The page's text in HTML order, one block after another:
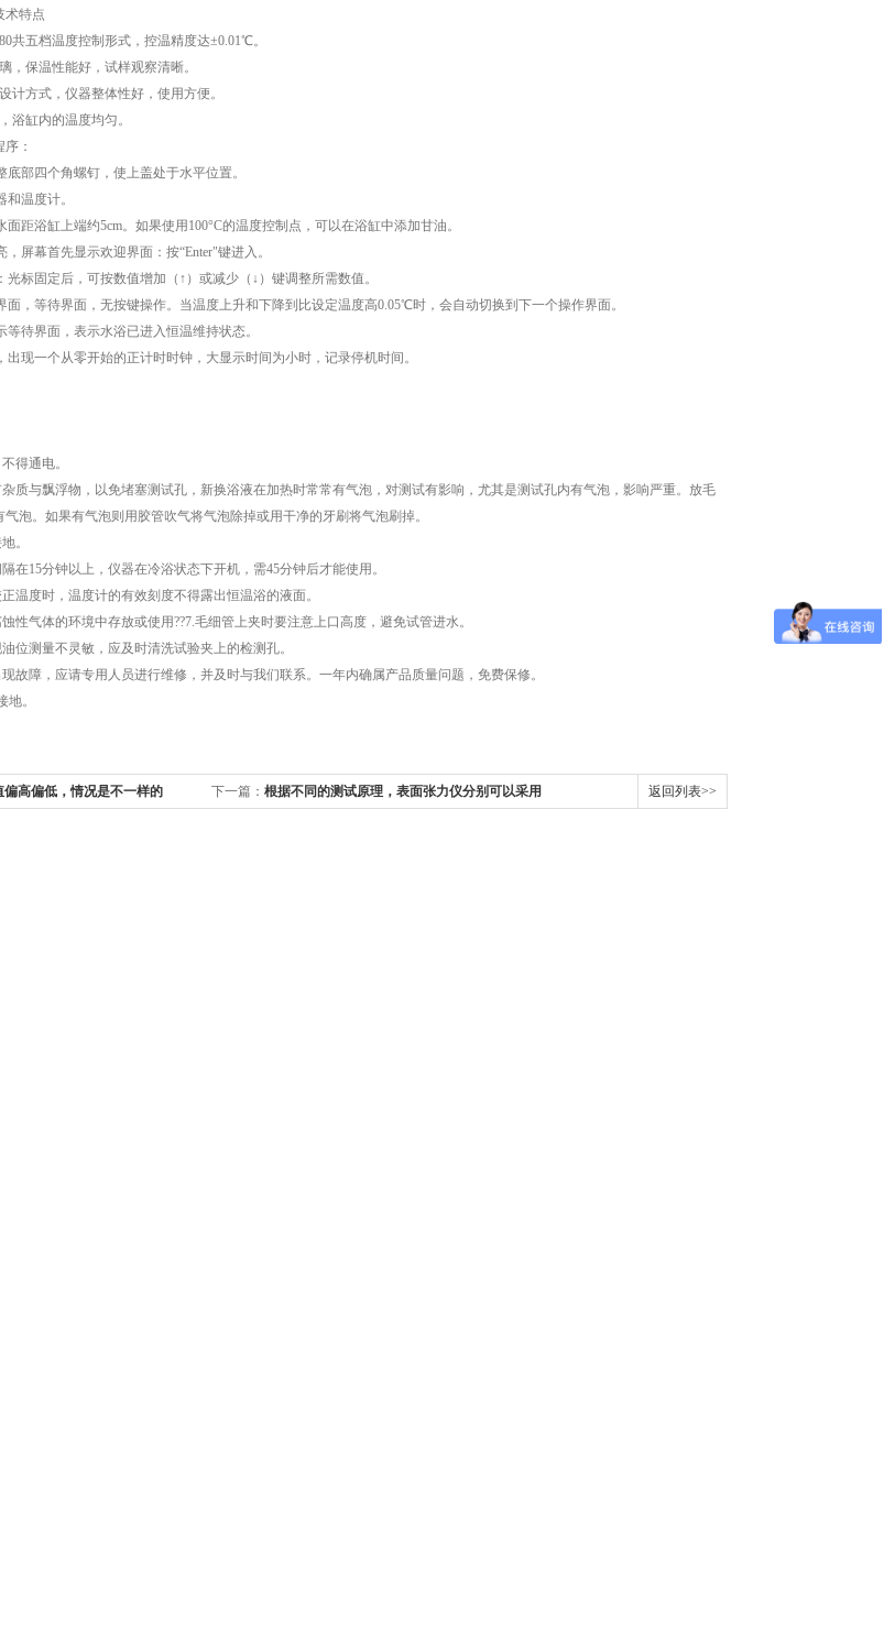
术特点
五档温度控制形式，控温精度达±0.01℃。
保温性能好，试样观察清晰。
方式，仪器整体性好，使用方便。
缸内的温度均匀。
：
部四个角螺钉，使上盖处于水平位置。
温度计。
浴缸上端约5cm。如果使用100°C的温度控制点，可以在浴缸中添加甘油。
幕首先显示欢迎界面：按“Enter"键进入。
固定后，可按数值增加（↑）或减少（↓）键调整所需数值。
等待界面，无按键操作。当温度上升和下降到比设定温度高0.05℃时，会自动切换到下一个操作界面。
待界面，表示水浴已进入恒温维持状态。
一个从零开始的正计时时钟，大显示时间为小时，记录停机时间。
得通电。
与飘浮物，以免堵塞测试孔，新换浴液在加热时常常有气泡，对测试有影响，尤其是测试孔内有气泡，影响严重。放毛
泡。如果有气泡则用胶管吹气将气泡除掉或用干净的牙刷将气泡刷掉。
。
15分钟以上，仪器在冷浴状态下开机，需45分钟后才能使用。
度时，温度计的有效刻度不得露出恒温浴的液面。
气体的环境中存放或使用??7.毛细管上夹时要注意上口高度，避免试管进水。
测量不灵敏，应及时清洗试验夹上的检测孔。
障，应请专用人员进行维修，并及时与我们联系。一年内确属产品质量问题，免费保修。
。
偏高偏低，情况是不一样的 下一篇： 根据不同的测试原理，表面张力仪分别可以采用 返回列表>>